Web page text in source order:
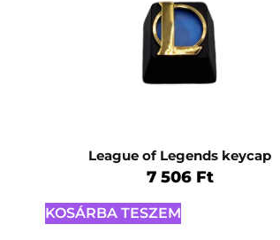
League of Legends keycap
7 506 Ft
KOSÁRBA TESZEM